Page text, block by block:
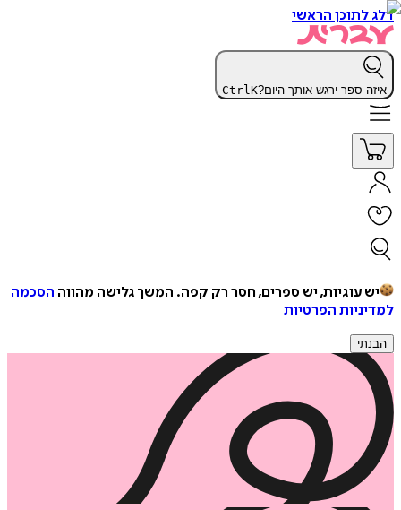
דלג לתוכן הראשי
איזה ספר ירגש אותך היום? CtrlK
יש עוגיות, יש ספרים, חסר רק קפה. המשך גלישה מהווה הסכמה
למדיניות הפרטיות
הבנתי